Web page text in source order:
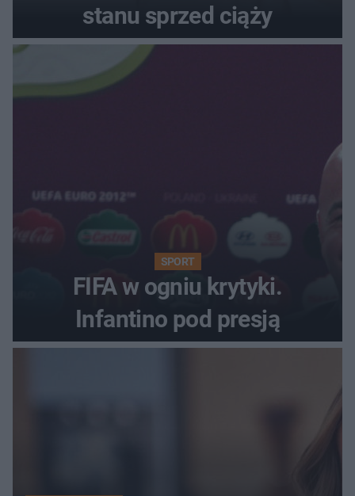
stanu sprzed ciąży
SPORT
FIFA w ogniu krytyki.
Infantino pod presją